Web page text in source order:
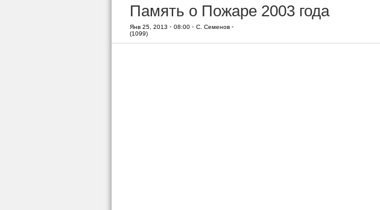
Память о Пожаре 2003 года
Янв 25, 2013 • 08:00• С. Семенов •
(1099)